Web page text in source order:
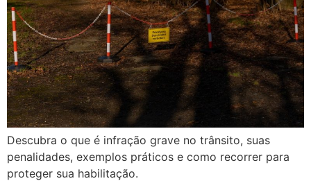
Descubra o que é infração grave no trânsito, suas
penalidades, exemplos práticos e como recorrer para
proteger sua habilitação.